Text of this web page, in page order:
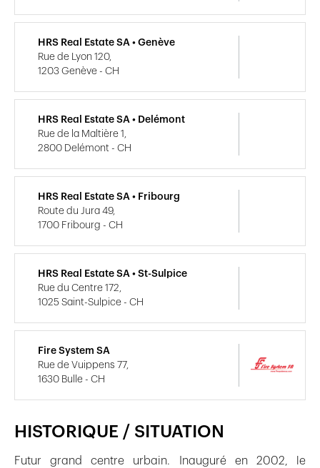
HISTORIQUE / SITUATION
Futur grand centre urbain. Inauguré en 2002, le
HRS Real Estate SA • Genève
Rue de Lyon 120,
1203 Genève - CH
HRS Real Estate SA • Delémont
Rue de la Maltière 1,
2800 Delémont - CH
HRS Real Estate SA • Fribourg
Route du Jura 49,
1700 Fribourg - CH
HRS Real Estate SA • St-Sulpice
Rue du Centre 172,
1025 Saint-Sulpice - CH
Fire System SA
Rue de Vuippens 77,
1630 Bulle - CH